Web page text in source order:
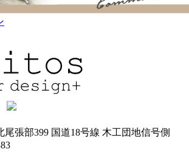
尾張部399 国道18号線 木工団地信号側